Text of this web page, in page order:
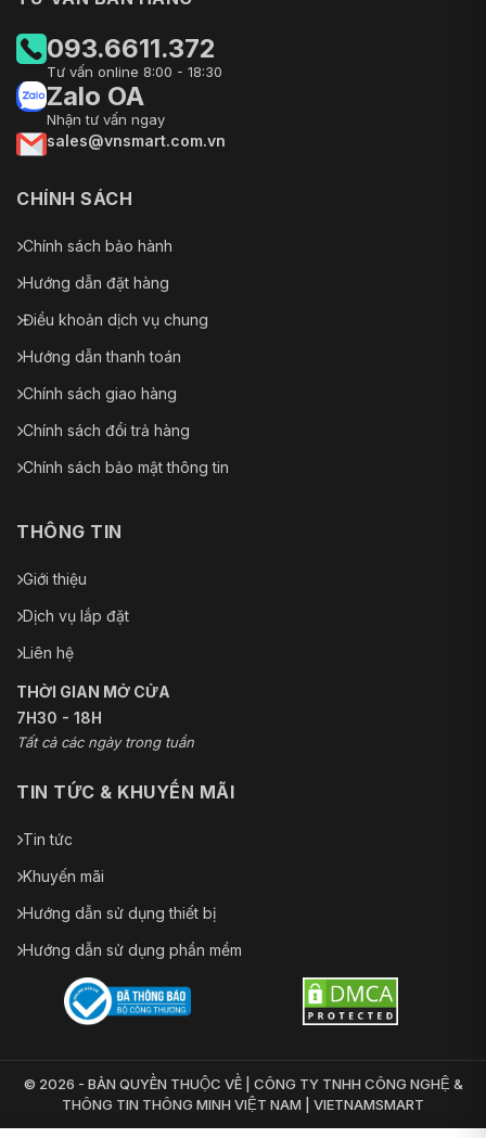
093.6611.372
Tư vấn online 8:00 - 18:30
Zalo OA
Nhận tư vấn ngay
sales@vnsmart.com.vn
CHÍNH SÁCH
Chính sách bảo hành
Hướng dẫn đặt hàng
Điều khoản dịch vụ chung
Hướng dẫn thanh toán
Chính sách giao hàng
Chính sách đổi trả hàng
Chính sách bảo mật thông tin
THÔNG TIN
Giới thiệu
Dịch vụ lắp đặt
Liên hệ
THỜI GIAN MỞ CỬA
7H30 - 18H
Tất cả các ngày trong tuần
TIN TỨC & KHUYẾN MÃI
Tin tức
Khuyến mãi
Hướng dẫn sử dụng thiết bị
Hướng dẫn sử dụng phần mềm
© 2026 - BẢN QUYỀN THUỘC VỀ | CÔNG TY TNHH CÔNG NGHỆ &
THÔNG TIN THÔNG MINH VIỆT NAM | VIETNAMSMART